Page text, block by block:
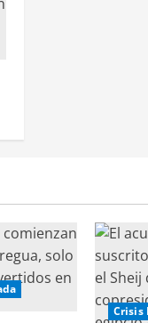
Crisis